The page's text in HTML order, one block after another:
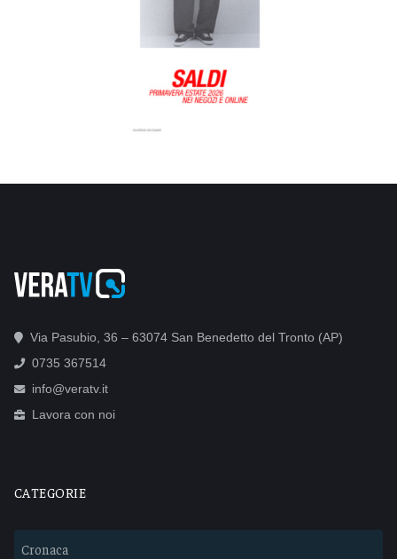
Via Pasubio, 36 – 63074 San Benedetto del Tronto (AP)
0735 367514
info@veratv.it
Lavora con noi
CATEGORIE
Cronaca